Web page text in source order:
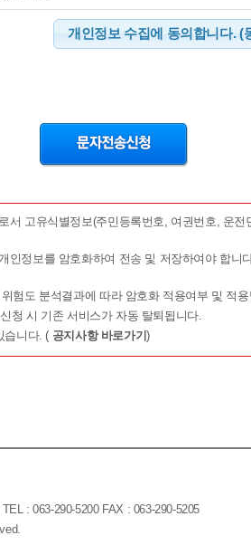
청 화면에서 이용자가 전북특별자치도대
는 이용신청을 제한할 수 있습니다.
심할만한 합리적인 사유가 발생할 경우
정되는 경우
신청 화면을 통해 탈퇴 후 변경된 내용을
애로 인하여 서비스를 개시하지 못하는
니다. 다만, 전북특별자치도대기정보의
특별자치도대기정보가 정한 기간에는 서
니다.
할하여 각 범위별로 이용가능 시간을 별도
개인정보 수집에 동의합니다. (
서 고유식별정보(주민등록번호, 여권번호, 운
인정보를 암호화하여 전송 및 저장하여야 합니
험도 분석결과에 따라 암호화 적용여부 및 적
청 시 기존 서비스가 자동 탈퇴됩니다.
습니다. ( 공지사항 바로가기)
: 063-290-5200 FAX : 063-290-5205